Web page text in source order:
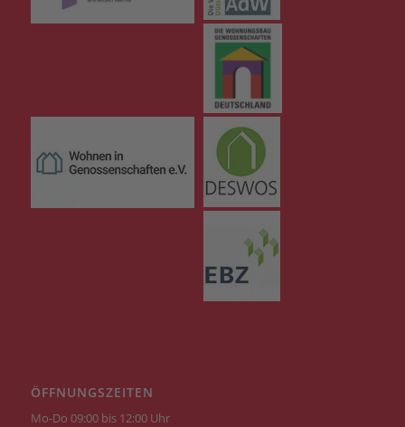
ÖFFNUNGSZEITEN
Mo-Do 09:00 bis 12:00 Uhr